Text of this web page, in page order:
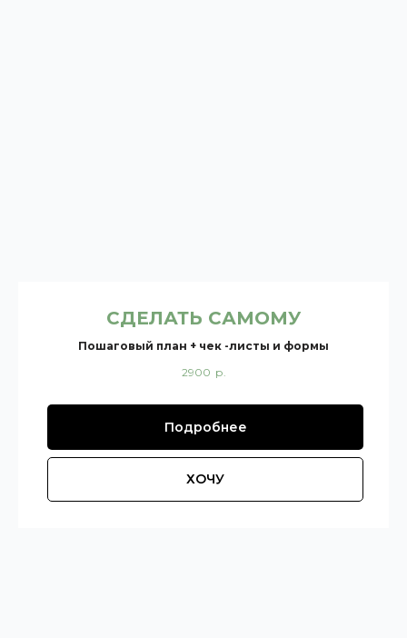
СДЕЛАТЬ САМОМУ
Пошаговый план + чек -листы и формы
2900 р.
Подробнее
ХОЧУ